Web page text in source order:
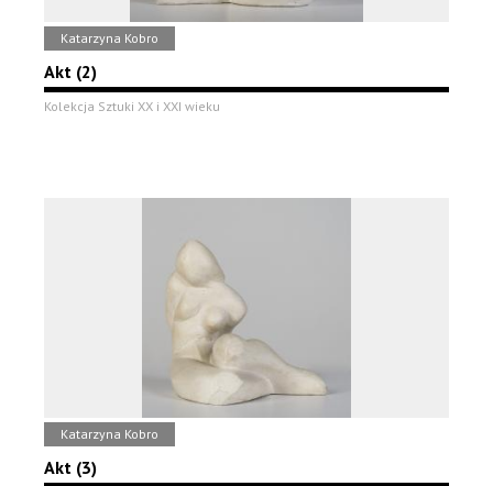
Katarzyna Kobro
Akt (2)
Kolekcja Sztuki XX i XXI wieku
Katarzyna Kobro
Akt (3)